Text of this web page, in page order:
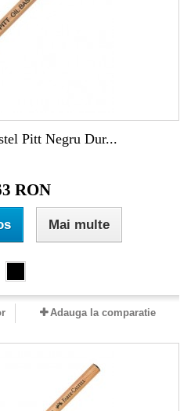
Pitt Negru Dur...
RON
Mai multe
Adauga la comparatie